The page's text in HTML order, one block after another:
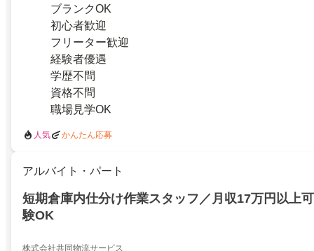
ブランクOK
初心者歓迎
フリーター歓迎
経験者優遇
学歴不問
資格不問
職場見学OK
人気 かんたん応募
アルバイト・パート
短期倉庫内仕分け作業スタッフ／月収17万円以上
験OK
株式会社共同物流サービス